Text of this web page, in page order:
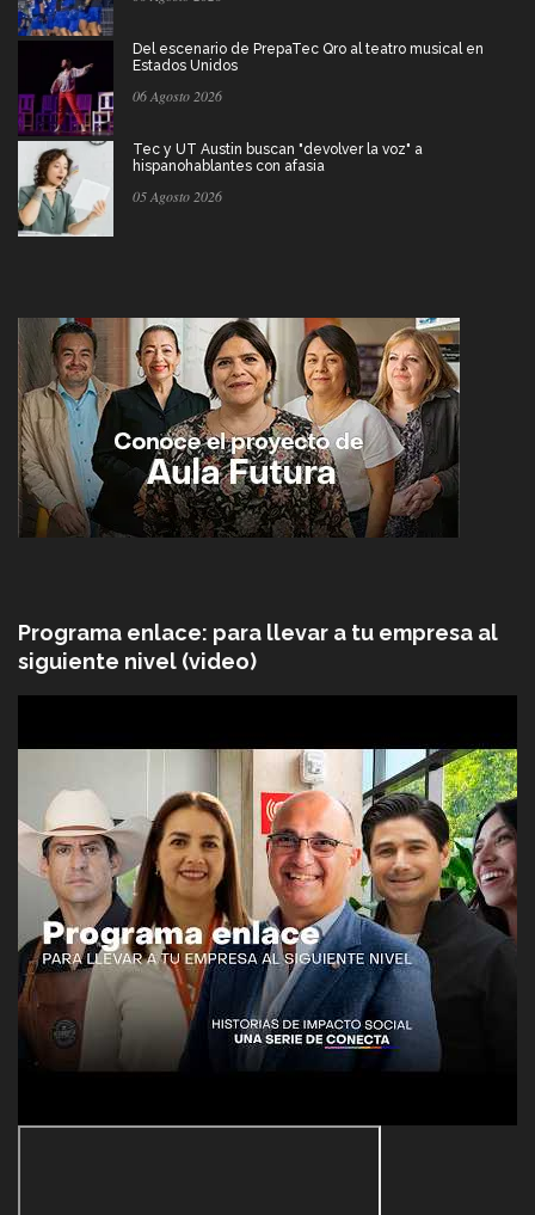
Del escenario de PrepaTec Qro al teatro musical en
Estados Unidos
06 Agosto 2026
Tec y UT Austin buscan "devolver la voz" a
hispanohablantes con afasia
05 Agosto 2026
Programa enlace: para llevar a tu empresa al
siguiente nivel (video)